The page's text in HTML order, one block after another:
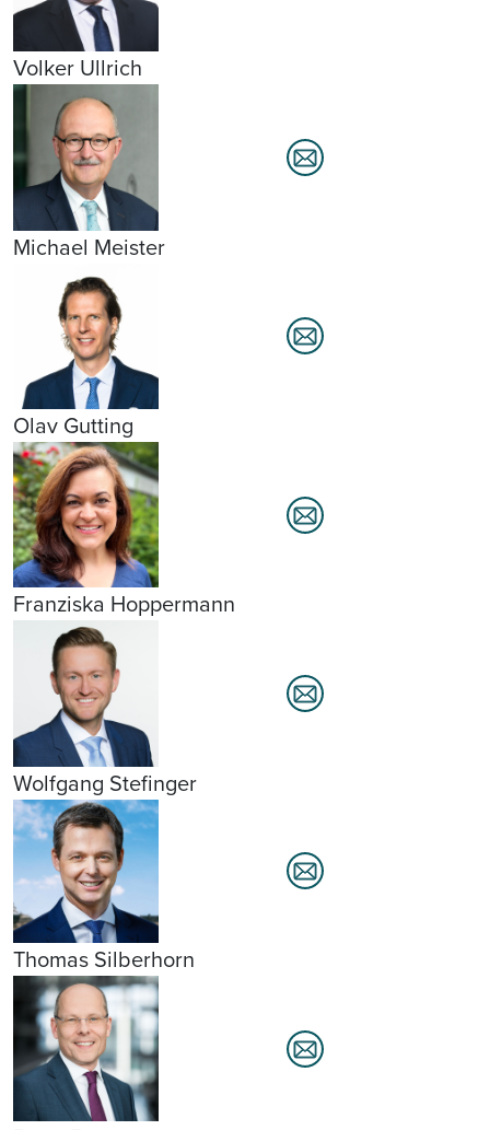
Volker Ullrich
Michael Meister
Olav Gutting
Franziska Hoppermann
Wolfgang Stefinger
Thomas Silberhorn